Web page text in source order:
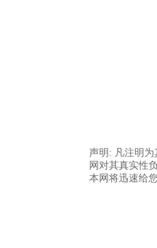
声明: 凡注明
网对其真实性
本网将迅速给